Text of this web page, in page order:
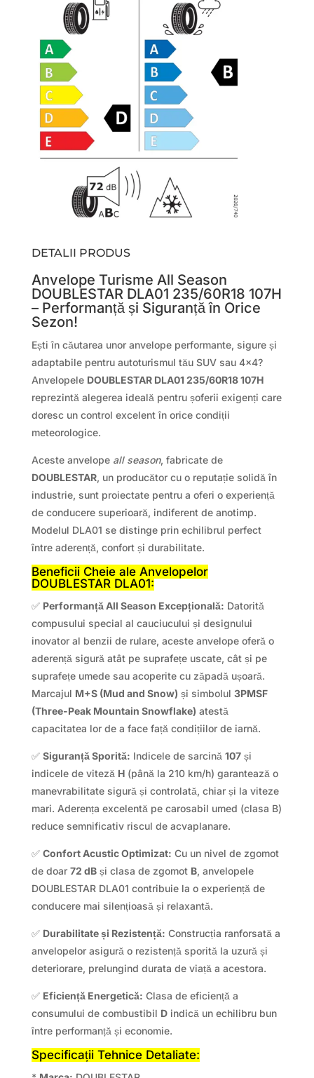
DETALII PRODUS
Anvelope Turisme All Season
DOUBLESTAR DLA01 235/60R18 107H
– Performanță și Siguranță în Orice
Sezon!
Ești în căutarea unor anvelope performante, sigure și
adaptabile pentru autoturismul tău SUV sau 4×4?
Anvelopele DOUBLESTAR DLA01 235/60R18 107H
reprezintă alegerea ideală pentru șoferii exigenți care
doresc un control excelent în orice condiții
meteorologice.
Aceste anvelope all season, fabricate de
DOUBLESTAR, un producător cu o reputație solidă în
industrie, sunt proiectate pentru a oferi o experiență
de conducere superioară, indiferent de anotimp.
Modelul DLA01 se distinge prin echilibrul perfect
între aderență, confort și durabilitate.
Beneficii Cheie ale Anvelopelor
DOUBLESTAR DLA01:
✅ Performanță All Season Excepțională: Datorită
compusului special al cauciucului și designului
inovator al benzii de rulare, aceste anvelope oferă o
aderență sigură atât pe suprafețe uscate, cât și pe
suprafețe umede sau acoperite cu zăpadă ușoară.
Marcajul M+S (Mud and Snow) și simbolul 3PMSF
(Three-Peak Mountain Snowflake) atestă
capacitatea lor de a face față condițiilor de iarnă.
✅ Siguranță Sporită: Indicele de sarcină 107și
indicele de viteză H(până la 210 km/h) garantează o
manevrabilitate sigură și controlată, chiar și la viteze
mari. Aderența excelentă pe carosabil umed (clasa B)
reduce semnificativ riscul de acvaplanare.
✅ Confort Acustic Optimizat: Cu un nivel de zgomot
de doar 72 dBși clasa de zgomot B, anvelopele
DOUBLESTAR DLA01 contribuie la o experiență de
conducere mai silențioasă și relaxantă.
✅ Durabilitate și Rezistență: Construcția ranforsată a
anvelopelor asigură o rezistență sporită la uzură și
deteriorare, prelungind durata de viață a acestora.
✅ Eficiență Energetică: Clasa de eficiență a
consumului de combustibil Dindică un echilibru bun
între performanță și economie.
Specificații Tehnice Detaliate: